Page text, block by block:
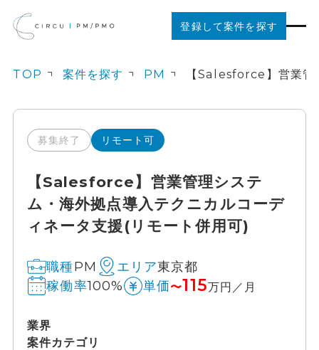
登録して案件を探す
ご利用の流れ
お役立ちコンテンツ
法人の方はこちら
TOP 案件を探す PM
募集終了 リモート可
【Salesforce】営業管理システ
ム・海外拠点導入テクニカルコーデ
ィネータ支援(リモート併用可)
職種PM エリア東京都
稼働率100% 単価〜115万円／月
業界
案件カテゴリ